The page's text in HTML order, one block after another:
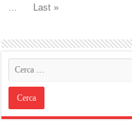
...
Last »